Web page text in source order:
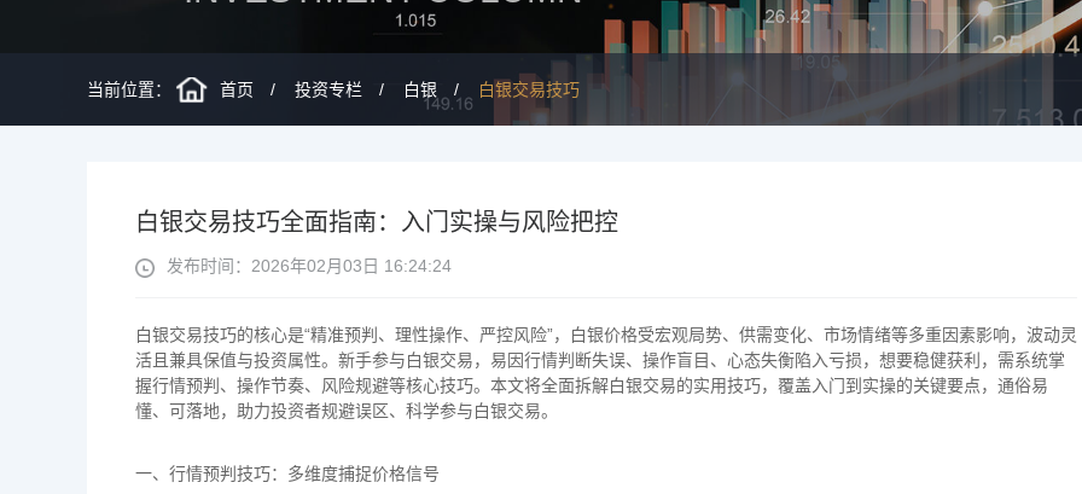
当前位置： 首页 投资专栏 白银 白银交易技巧
白银交易技巧全面指南：入门实操与风险把控
发布时间：2026年02月03日 16:24:24
白银交易技巧的核心是“精准预判、理性操作、严控风险”，白银价格受宏观局势、供需变化、市场情绪等多重因素影响，波动灵
活且兼具保值与投资属性。新手参与白银交易，易因行情判断失误、操作盲目、心态失衡陷入亏损，想要稳健获利，需系统掌
握行情预判、操作节奏、风险规避等核心技巧。本文将全面拆解白银交易的实用技巧，覆盖入门到实操的关键要点，通俗易
懂、可落地，助力投资者规避误区、科学参与白银交易。
一、行情预判技巧：多维度捕捉价格信号